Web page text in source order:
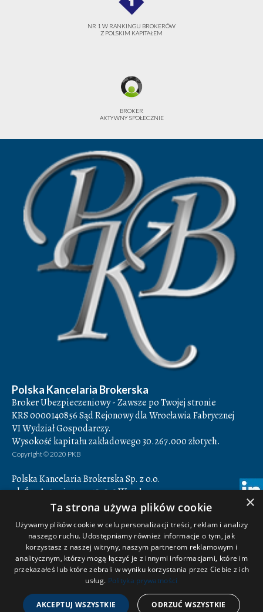
NR 1 W RANKINGU BROKERÓW
Z POLSKIM KAPITAŁEM
BROKER
AKTYWNY SPOŁECZNIE
Polska Kancelaria Brokerska
Broker Ubezpieczeniowy - Zawsze po Twojej stronie
KRS 0000140856 Sąd Rejonowy dla Wrocławia Fabrycznej
VI Wydział Gospodarczy.
Wysokość kapitału zakładowego 30.267.000 złotych.
Copyright © 2020 PKB
Polska Kancelaria Brokerska Sp. z o.o.
ul. Św. Antoniego 7,50-073Wrocław
Godziny otwarcia: 8.00-16.00
REGON 932849082
+48 71 350 14 42
+48 71 350 14 43
biuro@pkbroker.pl
śledź nas na facebooku
obserwuj nas na linkedin
×
Ta strona używa plików cookie
Używamy plików cookie w celu personalizacji treści, reklam i analizy
naszego ruchu. Udostępniamy również informacje o tym, jak
korzystasz z naszej witryny, naszym partnerom reklamowym i
analitycznym, którzy mogą łączyć je z innymi informacjami, które im
przekazałeś lub które zebrali w wyniku korzystania przez Ciebie z ich
usług. Polityka prywatności
AKCEPTUJ WSZYSTKIE ODRZUĆ WSZYSTKIE